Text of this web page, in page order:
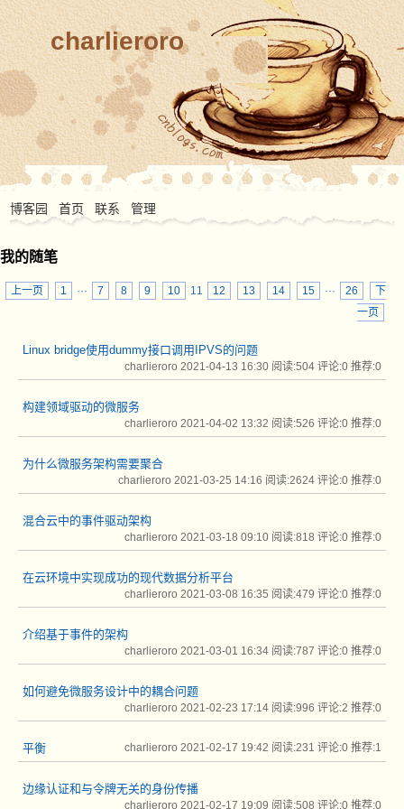
charlieroro
博客园 首页 联系 管理
我的随笔
上一页 1 ··· 7 8 9 10 11 12 13 14 15 ··· 26
下
一页
Linux bridge使用dummy接口调用IPVS的问题
charlieroro 2021-04-13 16:30 阅读:504 评论:0 推荐:0
构建领域驱动的微服务
charlieroro 2021-04-02 13:32 阅读:526 评论:0 推荐:0
为什么微服务架构需要聚合
charlieroro 2021-03-25 14:16 阅读:2624 评论:0 推荐:0
混合云中的事件驱动架构
charlieroro 2021-03-18 09:10 阅读:818 评论:0 推荐:0
在云环境中实现成功的现代数据分析平台
charlieroro 2021-03-08 16:35 阅读:479 评论:0 推荐:0
介绍基于事件的架构
charlieroro 2021-03-01 16:34 阅读:787 评论:0 推荐:0
如何避免微服务设计中的耦合问题
charlieroro 2021-02-23 17:14 阅读:996 评论:2 推荐:0
平衡 charlieroro 2021-02-17 19:42 阅读:231 评论:0 推荐:1
边缘认证和与令牌无关的身份传播
charlieroro 2021-02-17 19:09 阅读:508 评论:0 推荐:0